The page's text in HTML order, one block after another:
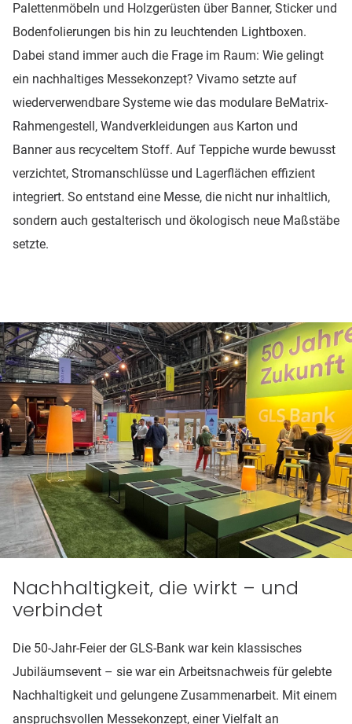
Palettenmöbeln und Holzgerüsten über Banner, Sticker und
Bodenfolierungen bis hin zu leuchtenden Lightboxen.
Dabei stand immer auch die Frage im Raum: Wie gelingt
ein nachhaltiges Messekonzept? Vivamo setzte auf
wiederverwendbare Systeme wie das modulare BeMatrix-
Rahmengestell, Wandverkleidungen aus Karton und
Banner aus recyceltem Stoff. Auf Teppiche wurde bewusst
verzichtet, Stromanschlüsse und Lagerflächen effizient
integriert. So entstand eine Messe, die nicht nur inhaltlich,
sondern auch gestalterisch und ökologisch neue Maßstäbe
setzte.
Nachhaltigkeit, die wirkt – und
verbindet
Die 50-Jahr-Feier der GLS-Bank war kein klassisches
Jubiläumsevent – sie war ein Arbeitsnachweis für gelebte
Nachhaltigkeit und gelungene Zusammenarbeit. Mit einem
anspruchsvollen Messekonzept, einer Vielfalt an